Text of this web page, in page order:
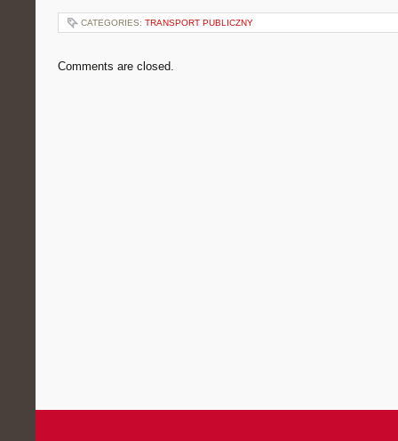
CATEGORIES: TRANSPORT PUBLICZNY
Comments are closed.